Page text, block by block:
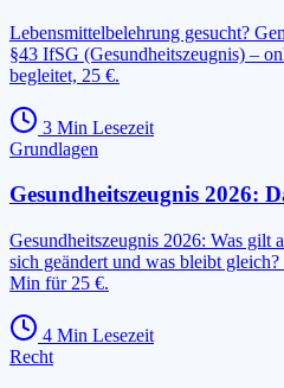
Lebensmittelbelehrung gesucht?
§43 IfSG (Gesundheitszeugnis) –
begleitet, 25 €.
3 Min Lesezeit
Grundlagen
Gesundheitszeugnis 2026:
Gesundheitszeugnis 2026: Was gilt
sich geändert und was bleibt
Min für 25 €.
4 Min Lesezeit
Recht